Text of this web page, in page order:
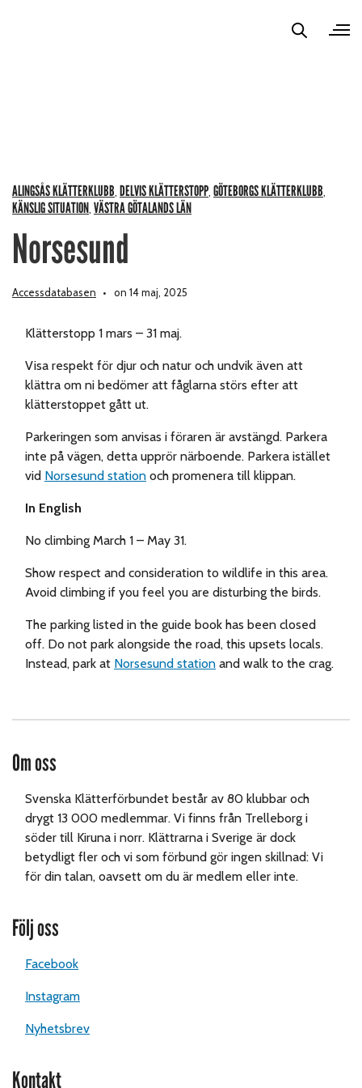
ALINGSÅS KLÄTTERKLUBB, DELVIS KLÄTTERSTOPP, GÖTEBORGS KLÄTTERKLUBB,
KÄNSLIG SITUATION, VÄSTRA GÖTALANDS LÄN
Norsesund
Accessdatabasen on 14 maj, 2025
Klätterstopp 1 mars – 31 maj.
Visa respekt för djur och natur och undvik även att
klättra om ni bedömer att fåglarna störs efter att
klätterstoppet gått ut.
Parkeringen som anvisas i förarenär avstängd. Parkera
inte på vägen, detta upprör närboende. Parkera istället
vid Norsesund station och promenera till klippan.
In English
No climbing March 1 – May 31.
Show respect and consideration to wildlife in this area.
Avoid climbing if you feel you are disturbing the birds.
The parking listed in the guide book has been closed
off. Do not park alongside the road, this upsets locals.
Instead, park at Norsesund station and walk to the crag.
Om oss
Svenska Klätterförbundet består av 80 klubbar och
drygt 13 000 medlemmar. Vi finns från Trelleborg i
söder till Kiruna i norr. Klättrarna i Sverige är dock
betydligt fler och vi som förbund gör ingen skillnad: Vi
för din talan, oavsett om du är medlem eller inte.
Följ oss
Facebook
Instagram
Nyhetsbrev
Kontakt